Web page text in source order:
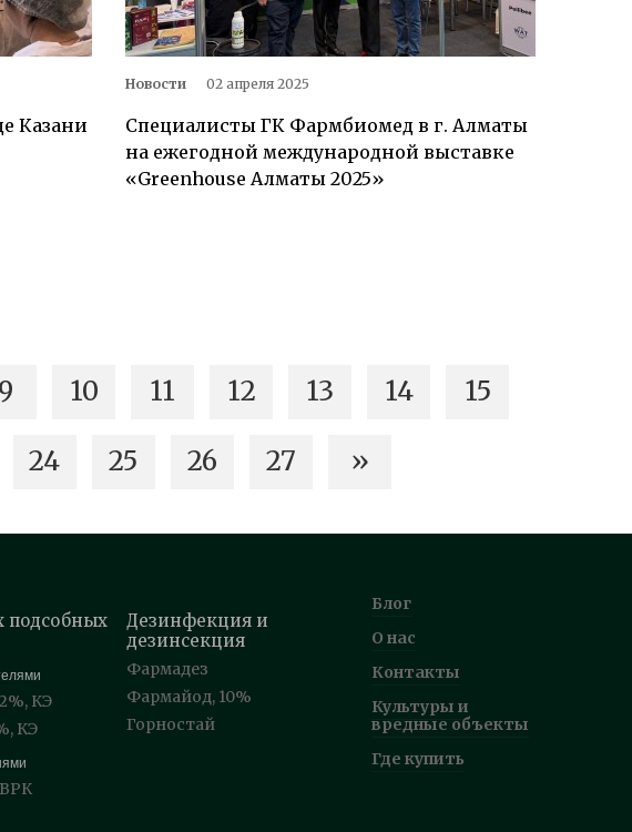
Казани
Новости 02 апреля 2025
Специалисты ГК Фармбиомед в г. Алматы
на ежегодной международной выставке
«Greenhouse Алматы 2025»
9 10 11 12 13 14 15
24 25 26 27 »
подсобных
КЭ
КЭ
Дезинфекция и
дезинсекция
Фармадез
Фармайод, 10%
Горностай
Блог
О нас
Контакты
Культуры и
вредные объекты
Где купить